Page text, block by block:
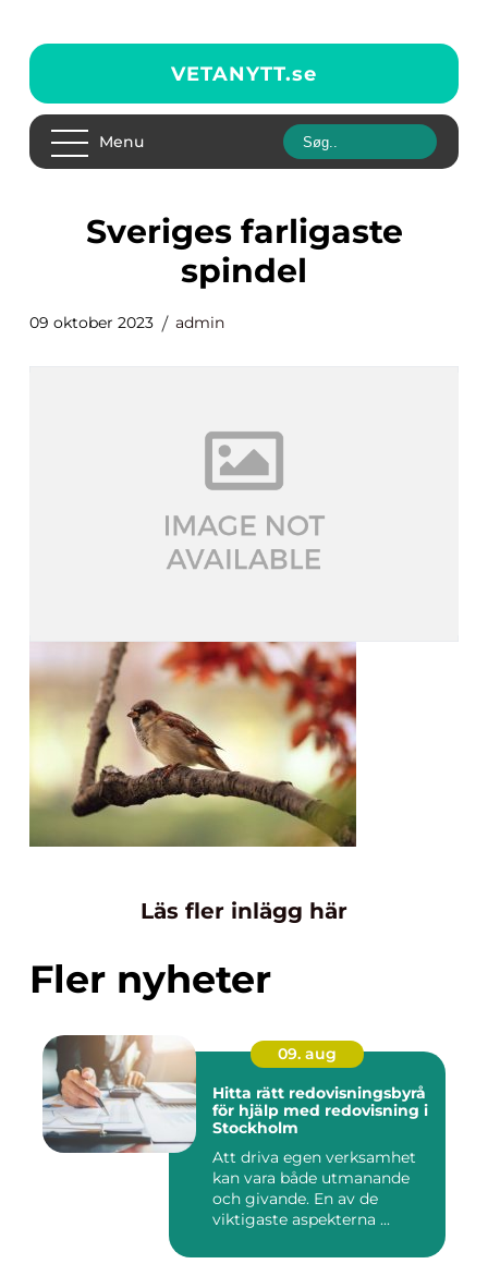
VETANYTT.se
Menu
sveriges farligaste
spindel
09 oktober 2023 admin
Läs fler inlägg här
Fler nyheter
09. aug
Hitta rätt redovisningsbyrå
för hjälp med redovisning i
Stockholm
Att driva egen verksamhet
kan vara både utmanande
och givande. En av de
viktigaste aspekterna ...